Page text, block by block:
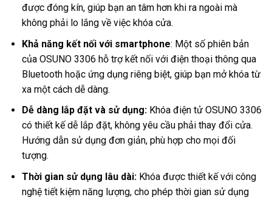
được đóng kín, giúp bạn an tâm hơn khi ra ngoài mà
không phải lo lắng về việc khóa cửa.
Khả năng kết nối với smartphone: Một số phiên bản
của OSUNO 3306 hỗ trợ kết nối với điện thoại thông qua
Bluetooth hoặc ứng dụng riêng biệt, giúp bạn mở khóa từ
xa một cách dễ dàng.
Dễ dàng lắp đặt và sử dụng: Khóa điện tử OSUNO 3306
có thiết kế dễ lắp đặt, không yêu cầu phải thay đổi cửa.
Hướng dẫn sử dụng đơn giản, phù hợp cho mọi đối
tượng.
Thời gian sử dụng lâu dài: Khóa được thiết kế với công
nghệ tiết kiệm năng lượng, cho phép thời gian sử dụng